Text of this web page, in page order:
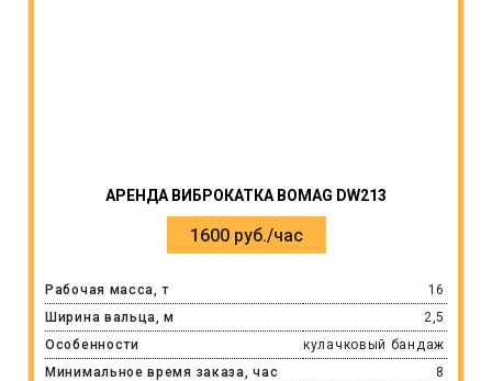
АРЕНДА ВИБРОКАТКА BOMAG DW213
1600 руб./час
Рабочая масса, т
16
Ширина вальца, м
2,5
Особенности
кулачковый бандаж
Минимальное время заказа, час
8